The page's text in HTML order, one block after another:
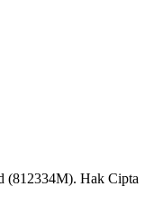
(812334M). Hak Cipta